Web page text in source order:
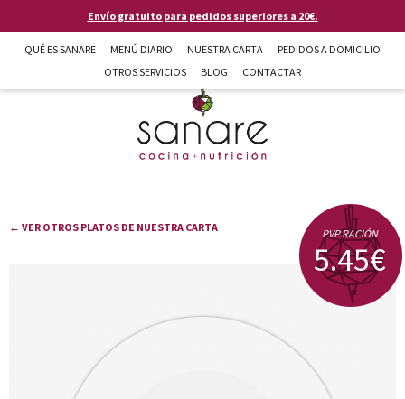
Pasar al contenido principalEnvío gratuito para pedidos superiores a 20€.
QUÉ ES SANARE MENÚ DIARIO NUESTRA CARTA
PEDIDOS A DOMICILIO
OTROS SERVICIOS
BLOG CONTACTAR
Sanare cocina + nutrición en Almería
← VER OTROS PLATOS DE NUESTRA CARTA PVP RACIÓN
5.45€